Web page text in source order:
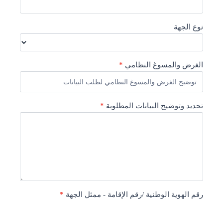
نوع الجهة
الغرض والمسوغ النظامي *
تحديد وتوضيح البيانات المطلوبة *
رقم الهوية الوطنية /رقم الإقامة - ممثل الجهة *